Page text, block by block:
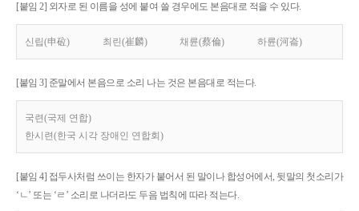
[붙임 2] 외자로 된 이름을 성에 붙여 쓸 경우에도 본음대로 적을 수 있다.
신립(申砬) 최린(崔麟) 채륜(蔡倫) 하륜(河崙)
[붙임 3] 준말에서 본음으로 소리 나는 것은 본음대로 적는다.
국련(국제 연합)
한시련(한국 시각 장애인 연합회)
[붙임 4] 접두사처럼 쓰이는 한자가 붙어서 된 말이나 합성어에서, 뒷말의 첫소리가
‘ㄴ’ 또는 ‘ㄹ’ 소리로 나더라도 두음 법칙에 따라 적는다.